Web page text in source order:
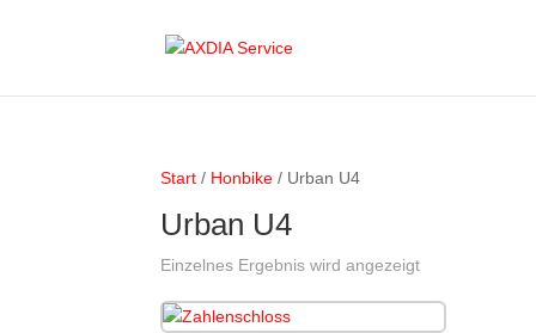
Start / Honbike / Urban U4
Urban U4
Einzelnes Ergebnis wird angezeigt